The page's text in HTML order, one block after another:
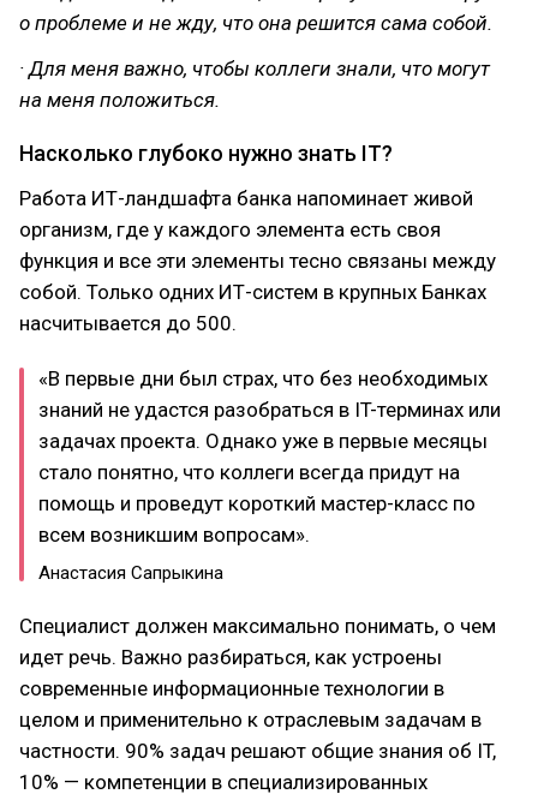
о проблеме и не жду, что она решится сама собой.
· Для меня важно, чтобы коллеги знали, что могут
на меня положиться.
Насколько глубоко нужно знать IT?
Работа ИТ-ландшафта банка напоминает живой
организм, где у каждого элемента есть своя
функция и все эти элементы тесно связаны между
собой. Только одних ИТ-систем в крупных Банках
насчитывается до 500.
«В первые дни был страх, что без необходимых
знаний не удастся разобраться в IT-терминах или
задачах проекта. Однако уже в первые месяцы
стало понятно, что коллеги всегда придут на
помощь и проведут короткий мастер-класс по
всем возникшим вопросам».
Анастасия Сапрыкина
Специалист должен максимально понимать, о чем
идет речь. Важно разбираться, как устроены
современные информационные технологии в
целом и применительно к отраслевым задачам в
частности. 90% задач решают общие знания об IT,
10% — компетенции в специализированных